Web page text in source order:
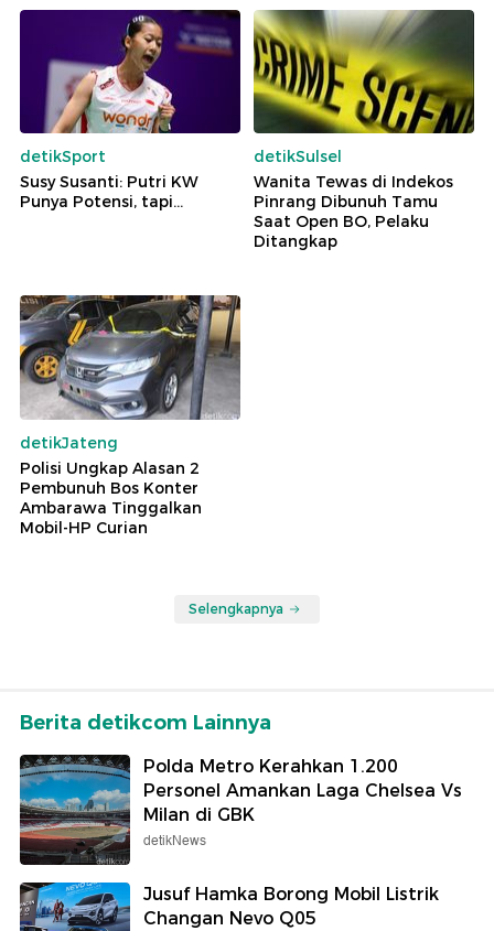
detikSport
Susy Susanti: Putri KW
Punya Potensi, tapi...
detikSulsel
Wanita Tewas di Indekos
Pinrang Dibunuh Tamu
Saat Open BO, Pelaku
Ditangkap
detikJateng
Polisi Ungkap Alasan 2
Pembunuh Bos Konter
Ambarawa Tinggalkan
Mobil-HP Curian
Selengkapnya
Berita detikcom Lainnya
Polda Metro Kerahkan 1.200
Personel Amankan Laga Chelsea Vs
Milan di GBK
detikNews
Jusuf Hamka Borong Mobil Listrik
Changan Nevo Q05